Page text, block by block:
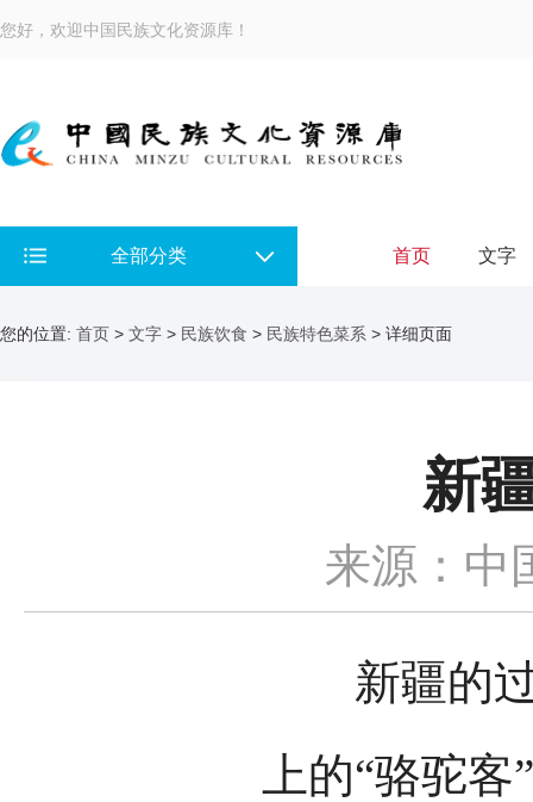
您好，欢迎中国民族文化资源库！
全部分类 首页 文字
您的位置: 首页 > 文字 > 民族饮食 > 民族特色菜系 > 详细页面
新
来源：中
新疆的过
上的“骆驼